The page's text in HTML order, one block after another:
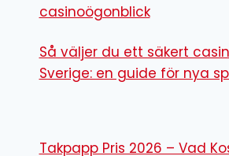
casinoögonblick
Så väljer du ett säkert
Sverige: en guide för nya
Takpapp Pris 2026 – Vad